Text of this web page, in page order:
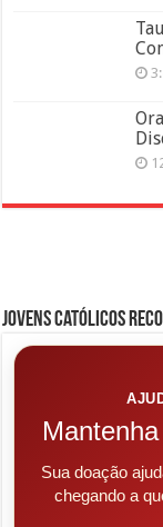
Jovens Católicos
Sua doação
chegando a